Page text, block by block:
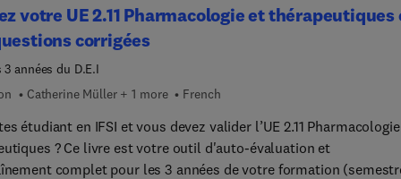
Enfin une collection centrée sur le rôle infirmier !
;- Les délais moyens d’obtention de résultats ;- Les
;- Les grandes lignes de l’interprétation clinique des
la coopération avec le médecin prescripteur. Que ce soit
service hospitalier, un EHPAD, un foyer d’accueil médicalisé ou à
ordre alphabétique, permettent une consultation rapide et
qui donnera des réponses immédiates aux infirmiers, étudiants
ou en DFGSM 2-3, facilitant ainsi l’organisation au
votre UE 2.11 Pharmacologie et thérapeutiques
corrigées
3 années du D.E.I
Catherine Müller + 1 more French
étudiant en IFSI et vous devez valider l’UE 2.11
? Ce livre est votre outil d'auto-évaluation et
complet pour les 3 années de votre formation